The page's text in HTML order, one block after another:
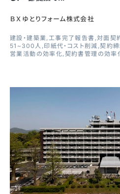
ＢＸゆとりフォーム株式会社
建設・建築業 工事完了報告書 対面契
51~300人 印紙代・コスト削減 契約締
営業活動の効率化 契約書管理の効率